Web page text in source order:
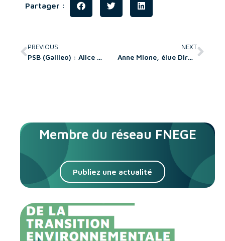
Partager :
PREVIOUS
PSB (Galileo) : Alice Dufour est nommée directrice des programmes graduate
NEXT
Anne Mione, élue Directrice de Montpellier Management !
Membre du réseau FNEGE
Publiez une actualité